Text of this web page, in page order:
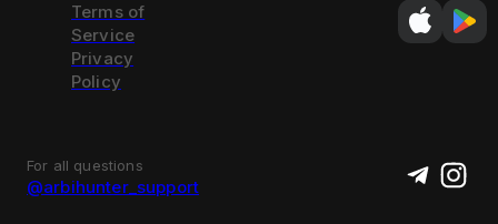
Terms of
Service
Privacy
Policy
For all questions
@arbihunter_support